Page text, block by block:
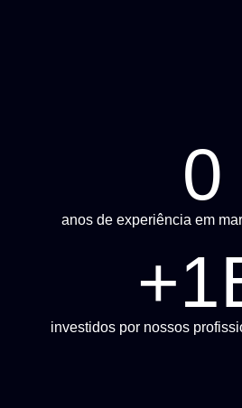
anos de experiência em
0
investidos por nossos
+1